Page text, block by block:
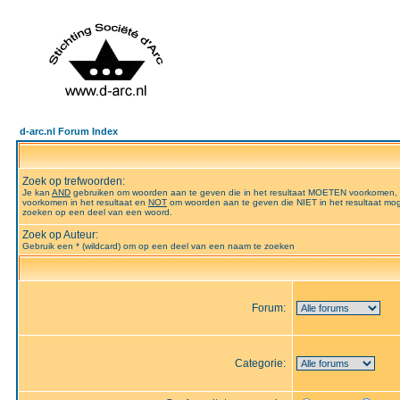
d-arc.nl Forum Index
Zoek op trefwoorden:
Je kan AND gebruiken om woorden aan te geven die in het resultaat MOETEN voorkomen,
voorkomen in het resultaat en NOT om woorden aan te geven die NIET in het resultaat
zoeken op een deel van een woord.
Zoek op Auteur:
Gebruik een * (wildcard) om op een deel van een naam te zoeken
Forum:
Categorie: